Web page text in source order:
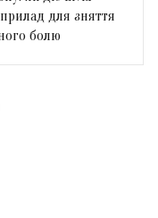
для зняття
болю